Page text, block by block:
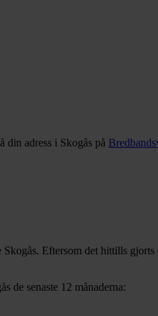
din adress i Skogås på
Skogås. Eftersom det hittills gjorts
de senaste 12 månaderna: